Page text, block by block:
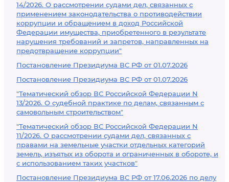
14/2026. О рассмотрении судами дел, связанных с
применением законодательства о противодействии
коррупции и обращением в доход Российской
Федерации имущества, приобретенного в результате
нарушения требований и запретов, направленных на
предотвращение коррупции"
Постановление Президиума ВС РФ от 01.07.2026
Постановление Президиума ВС РФ от 01.07.2026
"Тематический обзор ВС Российской Федерации N
13/2026. О судебной практике по делам, связанным с
самовольным строительством"
"Тематический обзор ВС Российской Федерации N
11/2026. О рассмотрении судами дел, связанных с
правами на земельные участки отдельных категорий
земель, изъятых из оборота и ограниченных в обороте, и
с использованием таких участков"
Постановление Президиума ВС РФ от 17.06.2026 по делу